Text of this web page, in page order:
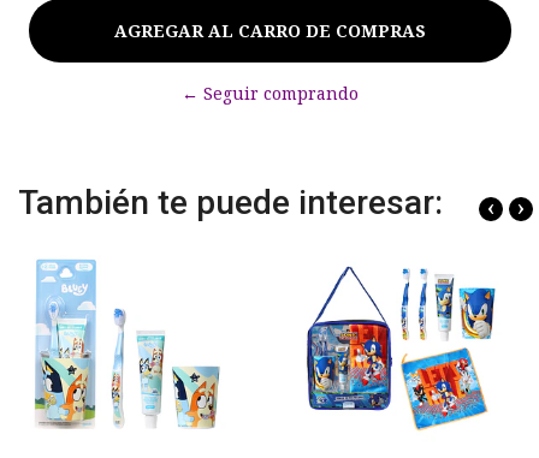
← Seguir comprando
También te puede interesar: ‹ ›